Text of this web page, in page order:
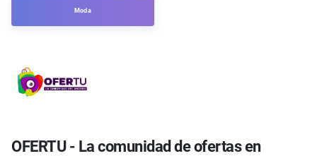
Moda
OFERTU - La comunidad de ofertas en